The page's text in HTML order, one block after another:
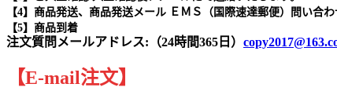
【4】商品発送、商品発送メール ＥＭＳ（国際速達郵便）問い合
【5】商品到着
注文質問メールアドレス:（24時間365日）
【E-mail注文】